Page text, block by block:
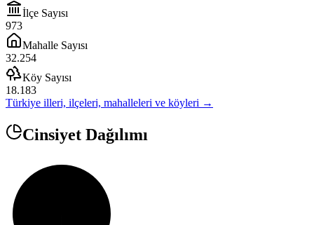
İlçe Sayısı
973
Mahalle Sayısı
32.254
Köy Sayısı
18.183
Türkiye illeri, ilçeleri, mahalleleri ve köyleri →
Cinsiyet Dağılımı